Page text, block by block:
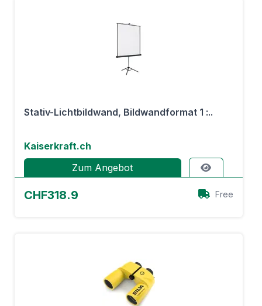
Stativ-Lichtbildwand, Bildwandformat 1 :..
Kaiserkraft.ch
Zum Angebot
CHF318.9 Free